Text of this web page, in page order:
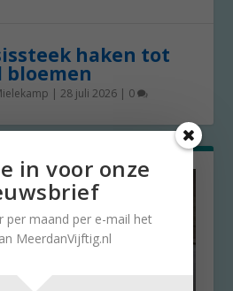
haken tot
bloemen
|28 juli 2026 | 0
in voor onze
per maand per e-mail het
MeerdanVijftig.nl